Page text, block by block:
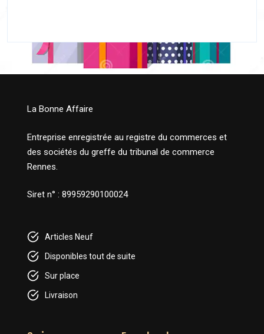
La Bonne Affaire
Entreprise enregistrée au registre du commerces et
des sociétés du greffe du tribunal de commerce
Rennes.
Siret n° : 89959290100024
Articles Neuf
Disponibles tout de suite
Sur place
Livraison